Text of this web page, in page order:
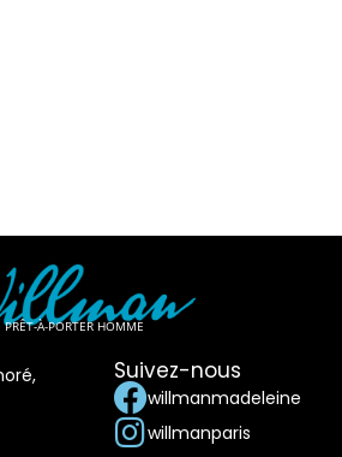
PRÊT-À-PORTER HOMME
Suivez-nous
willmanmadeleine
willmanparis